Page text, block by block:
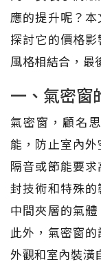
應的提升呢？
探討它的價格
風格相結合，最
一、氣密窗
氣密窗，顧名
能，防止室內
隔音或節能要
封技術和特殊
中間夾層的氣
此外，氣密窗
外觀和室內裝潢